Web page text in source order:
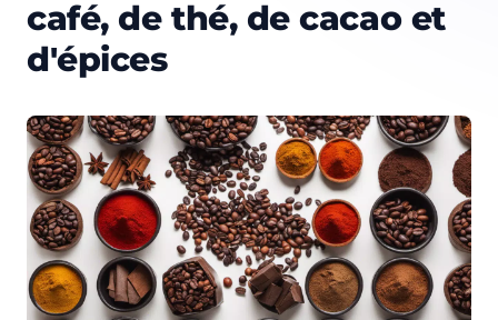
café, de thé, de cacao et
d'épices